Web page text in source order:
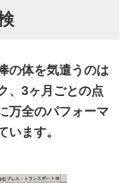
の体を気遣うのは
、3ヶ月ごとの点
万全のパフォーマ
います。